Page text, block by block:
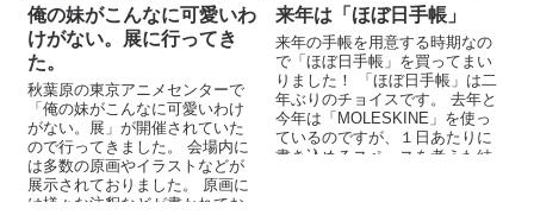
俺の妹がこんなに可愛いわ
けがない。展に行ってき
た。
秋葉原の東京アニメセンターで
「俺の妹がこんなに可愛いわけ
がない。展」が開催されていた
ので行ってきました。 会場内に
は多数の原画やイラストなどが
展示されておりました。 原画に
は様々な注釈などが書かれてお
来年は「ほぼ日手帳」
来年の手帳を用意する時期なの
で「ほぼ日手帳」を買ってまい
りました！ 「ほぼ日手帳」は二
年ぶりのチョイスです。 去年と
今年は「MOLESKINE」を使っ
ているのですが、１日あたりに
書き込めるスペースを考えた結